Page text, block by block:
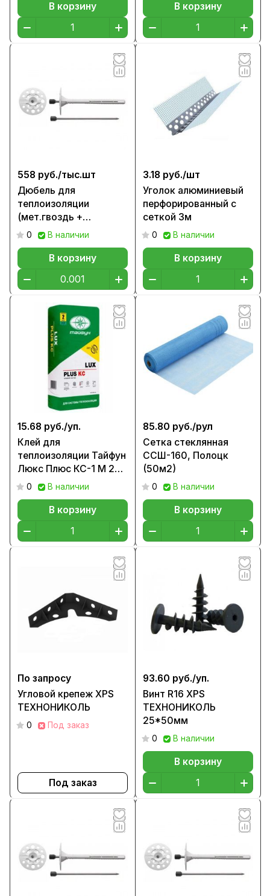
В корзину В корзину
558 руб./тыс.шт
Дюбель для
теплоизоляции
(мет.гвоздь +
заглушка), 180мм
0 В наличии
В корзину
3.18 руб./шт
Уголок алюминиевый
перфорированный с
сеткой 3м
0 В наличии
В корзину
15.68 руб./уп.
Клей для
теплоизоляции Тайфун
Люкс Плюс КС-1 М 25
кг 0 В наличии
В корзину
85.80 руб./рул
Сетка стеклянная
ССШ-160, Полоцк
(50м2)
0 В наличии
В корзину
По запросу
Угловой крепеж XPS
ТЕХНОНИКОЛЬ
0 Под заказ
Под заказ
93.60 руб./уп.
Винт R16 XPS
ТЕХНОНИКОЛЬ
25*50мм
0 В наличии
В корзину